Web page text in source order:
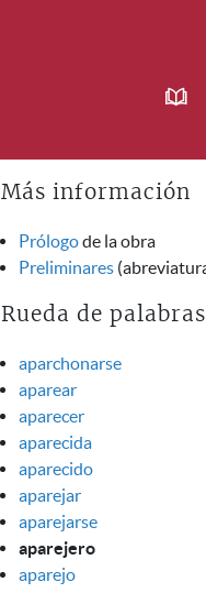
Más información
Prólogode la obra
Preliminares
Rueda de palabras
aparchonarse
aparear
aparecer
aparecida
aparecido
aparejar
aparejarse
aparejero
aparejo